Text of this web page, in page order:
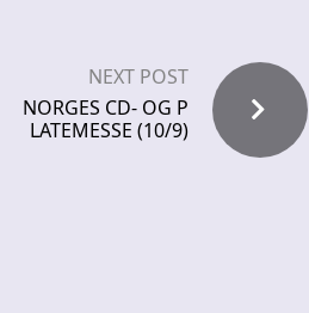
NEXT POST
NORGES CD- OG P
LATEMESSE (10/9)